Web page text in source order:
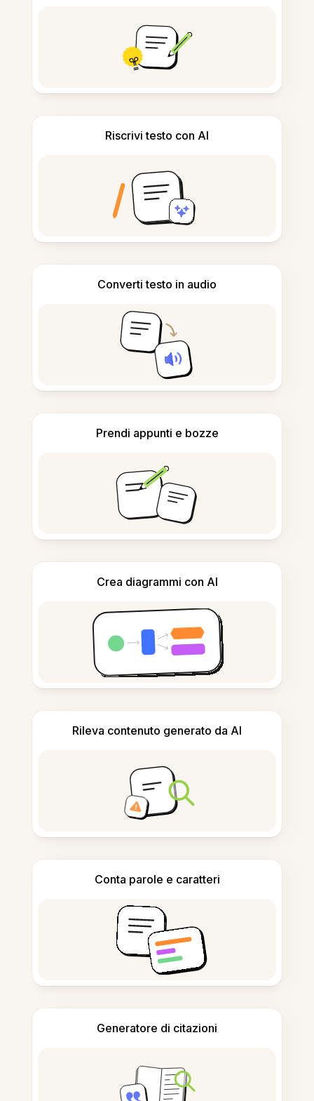
Riscrivi testo con AI
Converti testo in audio
Prendi appunti e bozze
Crea diagrammi con AI
Rileva contenuto generato da AI
Conta parole e caratteri
Generatore di citazioni